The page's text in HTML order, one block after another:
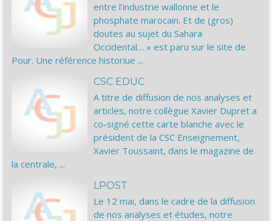
entre l’industrie wallonne et le
phosphate marocain. Et de (gros)
doutes au sujet du Sahara
Occidental… » est paru sur le site de
Pour. Une référence historiue ...
CSC EDUC
A titre de diffusion de nos analyses et
articles, notre collègue Xavier Dupret a
co-signé cette carte blanche avec le
président de la CSC Enseignement,
Xavier Toussaint, dans le magazine de
la centrale, ...
LPOST
Le 12 mai, dans le cadre de la diffusion
de nos analyses et études, notre